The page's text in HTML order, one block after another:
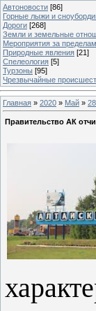
Автоновости [86]
Горные лыжи и
Дороги [268]
Земли и земельные
Мероприятия за
Природные явления [21]
Спелеология [5]
Турзоны [95]
Чрезвычайные
Главная » 2020 » Май » 28
Правительство АК